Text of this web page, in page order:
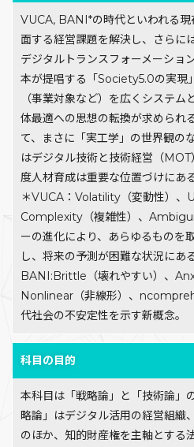
VUCA, BANI*の時代といわれる
面する経営課題を解決し、さらに
デジタルトランスフォーメーショ
本が提唱する「Society5.0の実現
（事業対象など）を広くシステ
体最適への思想の転換が求められ
て、まさに「実工学」の世界観の
はデジタル技術と技術経営（
度人材育成は重要な位置づけにある
＊VUCA：Volatility（変動性）、
Complexity（複雑性）、
ーの進化により、あらゆるものを
し、将来の予測が困難な状況にあ
BANI:Brittle（壊れやすい）、
Nonlinear（非線形）、
代社会の不安定性を示す新概念。
科目の目的
本科目は「戦略論」と「技術論」
略論」はデジタル活用の経営組織
のほか、知的財産権を主軸とする